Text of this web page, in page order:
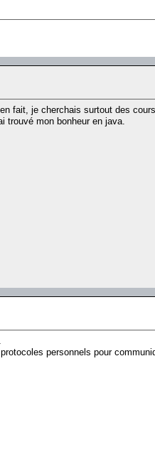
fait, je cherchais surtout des
trouvé mon bonheur en java.
personnels pour